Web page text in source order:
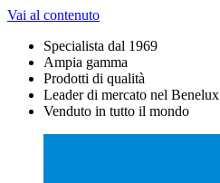
Vai al contenuto
Specialista dal 1969
Ampia gamma
Prodotti di qualità
Leader di mercato nel Benelux
Venduto in tutto il mondo